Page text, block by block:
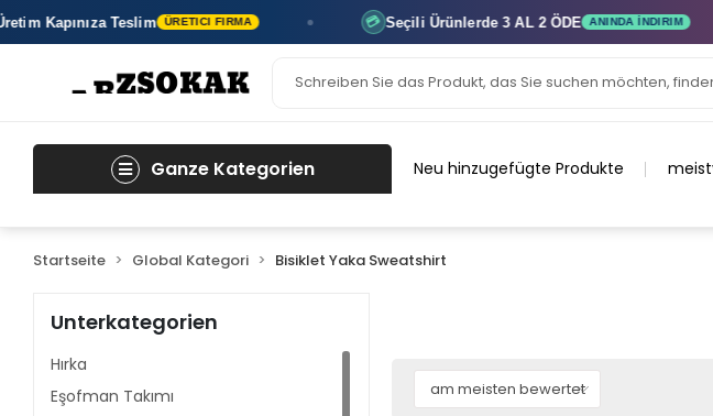
Kapınıza Teslim ÜRETICI FIRMA Seçili Ürünlerde3 AL 2 ÖDE ANINDA İNDIRIM
Ganze Kategorien Neu hinzugefügte Produkte
Startseite Global Kategori Bisiklet Yaka Sweatshirt
Unterkategorien
Hırka
Eşofman Takımı